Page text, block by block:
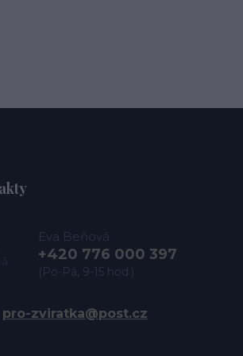
Eva Beňová
+420 776 000 397
(Po-Pá, 9-15 hod.)
pro-zviratka@post.cz